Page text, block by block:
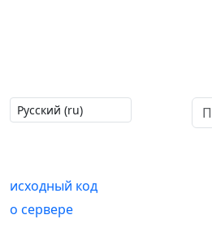
исходный код
о сервере